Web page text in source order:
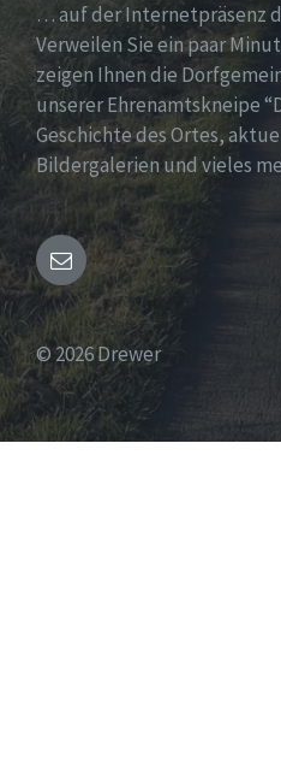
… auf der Internetpräsenz
Verweilen Sie ein paar
zeigen Ihnen die
unserer Ehrenamtskneipe
Geschichte des Ortes,
Bildergalerien und vieles
Email
© 2026 Drewer